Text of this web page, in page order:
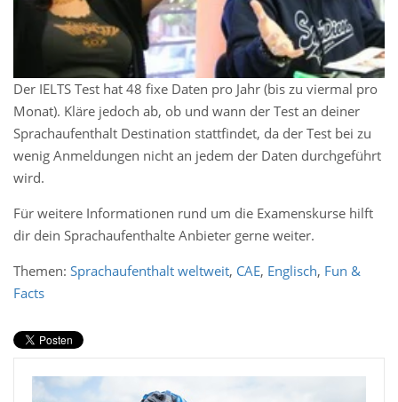
Der IELTS Test hat 48 fixe Daten pro Jahr (bis zu viermal pro
Monat). Kläre jedoch ab, ob und wann der Test an deiner
Sprachaufenthalt Destination stattfindet, da der Test bei zu
wenig Anmeldungen nicht an jedem der Daten durchgeführt
wird.
Für weitere Informationen rund um die Examenskurse hilft
dir dein Sprachaufenthalte Anbieter gerne weiter.
Themen: Sprachaufenthalt weltweit, CAE, Englisch, Fun &
Facts